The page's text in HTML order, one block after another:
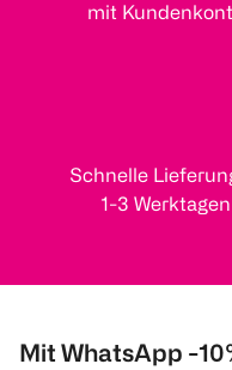
mit
Schnelle
1-3 Werktagen
Mit WhatsApp -